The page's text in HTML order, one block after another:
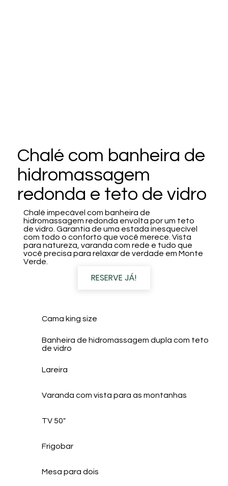
Chalé com banheira de
hidromassagem
redonda e teto de vidro
Chalé impecável com banheira de
hidromassagem redonda envolta por um teto
de vidro. Garantia de uma estada inesquecível
com todo o conforto que você merece. Vista
para natureza, varanda com rede e tudo que
você precisa para relaxar de verdade em Monte
Verde.
RESERVE JÁ!
Cama king size
Banheira de hidromassagem dupla com teto
de vidro
Lareira
Varanda com vista para as montanhas
TV 50"
Frigobar
Mesa para dois